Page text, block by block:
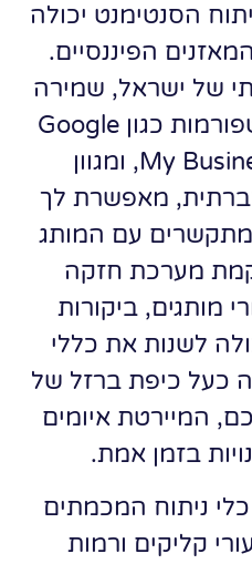
הסנטימנט יכולה
הפיננסיים.
של ישראל, שמירה
על אוזן קשבת בפלטפורמות כגון Google
My Business, Tripadvisor, ומגוון
מאפשרת לך
מתקשרים עם המותג
מערכת חזקה
מותגים, ביקורות
לשנות את כללי
כעל כיפת ברזל של
המיירטת איומים
בזמן אמת.
ניתוח המכמתים
קליקים ורמות